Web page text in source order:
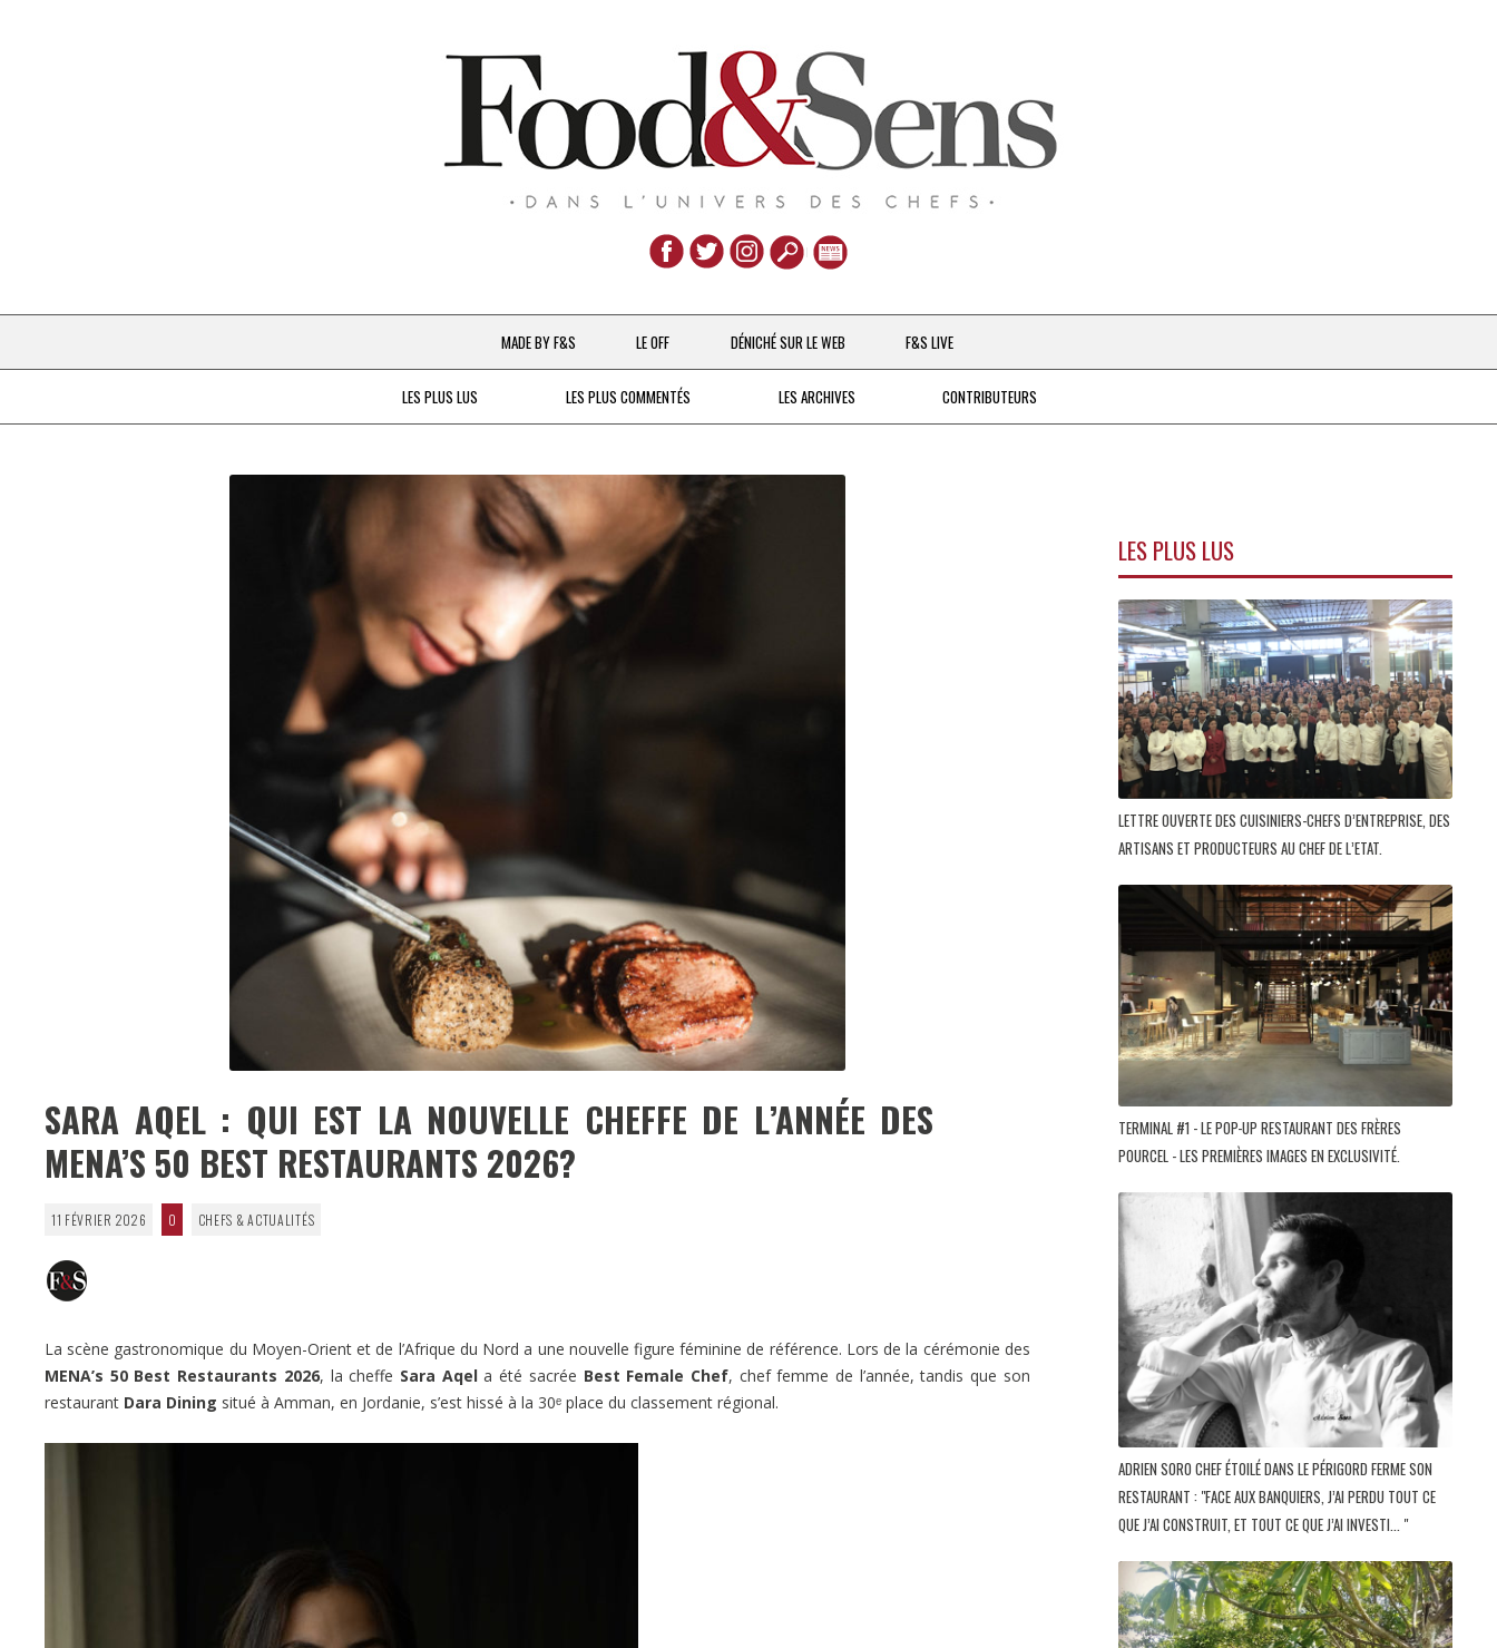
Aller
au
contenu
MADE BY F&S
CHEFS & ACTUALITÉS
À LA PETITE CUILLÈRE
DESTIN DE FEMME
V…DE VOYAGE
LE OFF DÉNICHÉ SUR LE WEB F&S LIVE
LES PLUS LUS LES PLUS COMMENTÉS LES ARCHIVES CONTRIBUTEURS
SARA AQEL : QUI EST LA NOUVELLE CHEFFE DE L’ANNÉE DES
MENA’S 50 BEST RESTAURANTS 2026?
11 FÉVRIER 2026 0 CHEFS & ACTUALITÉS
La scène gastronomique du Moyen-Orient et de l’Afrique du Nord a une nouvelle figure féminine de référence. Lors de la cérémonie des
MENA’s 50 Best Restaurants 2026, la cheffe Sara Aqela été sacrée Best Female Chef, chef femme de l’année, tandis que son
restaurant Dara Dining situé à Amman, en Jordanie, s’est hissé à la 30ᵉ place du classement régional.
LES PLUS LUS
LETTRE OUVERTE DES CUISINIERS-CHEFS D’ENTREPRISE, DES
ARTISANS ET PRODUCTEURS AU CHEF DE L’ETAT.
TERMINAL #1 - LE POP-UP RESTAURANT DES FRÈRES
POURCEL - LES PREMIÈRES IMAGES EN EXCLUSIVITÉ.
ADRIEN SORO CHEF ÉTOILÉ DANS LE PÉRIGORD FERME SON
RESTAURANT : "FACE AUX BANQUIERS, J’AI PERDU TOUT CE
QUE J’AI CONSTRUIT, ET TOUT CE QUE J’AI INVESTI... "